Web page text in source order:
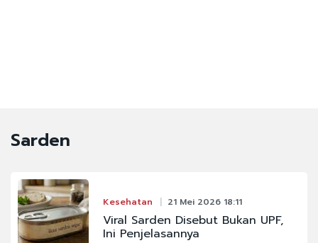
Sarden
Kesehatan 21 Mei 2026 18:11
Viral Sarden Disebut Bukan UPF,
Ini Penjelasannya